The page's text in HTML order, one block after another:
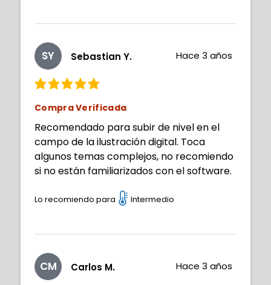
SY Sebastian Y. Hace 3 años
Compra Verificada
Recomendado para subir de nivel en el
campo de la ilustración digital. Toca
algunos temas complejos, no recomiendo
si no están familiarizados con el software.
Lo recomiendo para Intermedio
CM Carlos M. Hace 3 años